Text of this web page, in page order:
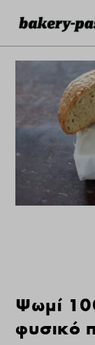
Ψωμί
φυσικό